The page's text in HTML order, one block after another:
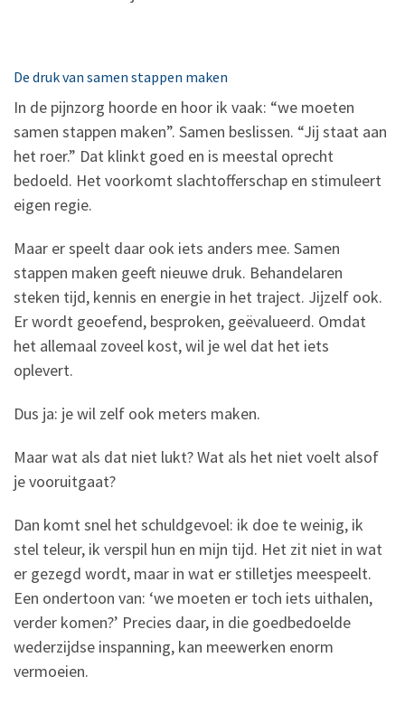
De druk van samen stappen maken
In de pijnzorg hoorde en hoor ik vaak: “we moeten
samen stappen maken”. Samen beslissen. “Jij staat aan
het roer.” Dat klinkt goed en is meestal oprecht
bedoeld. Het voorkomt slachtofferschap en stimuleert
eigen regie.
Maar er speelt daar ook iets anders mee. Samen
stappen maken geeft nieuwe druk. Behandelaren
steken tijd, kennis en energie in het traject. Jijzelf ook.
Er wordt geoefend, besproken, geëvalueerd. Omdat
het allemaal zoveel kost, wil je wel dat het iets
oplevert.
Dus ja: je wil zelf ook meters maken.
Maar wat als dat niet lukt? Wat als het niet voelt alsof
je vooruitgaat?
Dan komt snel het schuldgevoel: ik doe te weinig, ik
stel teleur, ik verspil hun en mijn tijd. Het zit niet in wat
er gezegd wordt, maar in wat er stilletjes meespeelt.
Een ondertoon van: ‘we moeten er toch iets uithalen,
verder komen?’ Precies daar, in die goedbedoelde
wederzijdse inspanning, kan meewerken enorm
vermoeien.